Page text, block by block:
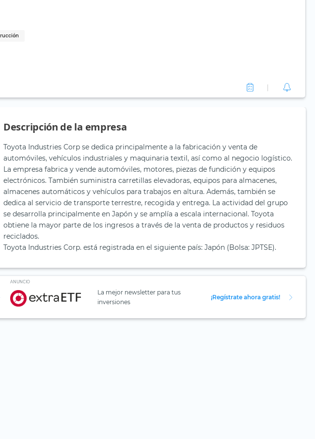
Descripción de la empresa
Toyota Industries Corp se dedica principalmente a la fabricación y venta de
automóviles, vehículos industriales y maquinaria textil, así como al negocio logístico.
La empresa fabrica y vende automóviles, motores, piezas de fundición y equipos
electrónicos. También suministra carretillas elevadoras, equipos para almacenes,
almacenes automáticos y vehículos para trabajos en altura. Además, también se
dedica al servicio de transporte terrestre, recogida y entrega. La actividad del grupo
se desarrolla principalmente en Japón y se amplía a escala internacional. Toyota
obtiene la mayor parte de los ingresos a través de la venta de productos y residuos
reciclados.
Toyota Industries Corp. está registrada en el siguiente país: Japón (Bolsa: JPTSE).
ANUNCIO
La mejor newsletter para tus
inversiones
¡Regístrate ahora gratis!